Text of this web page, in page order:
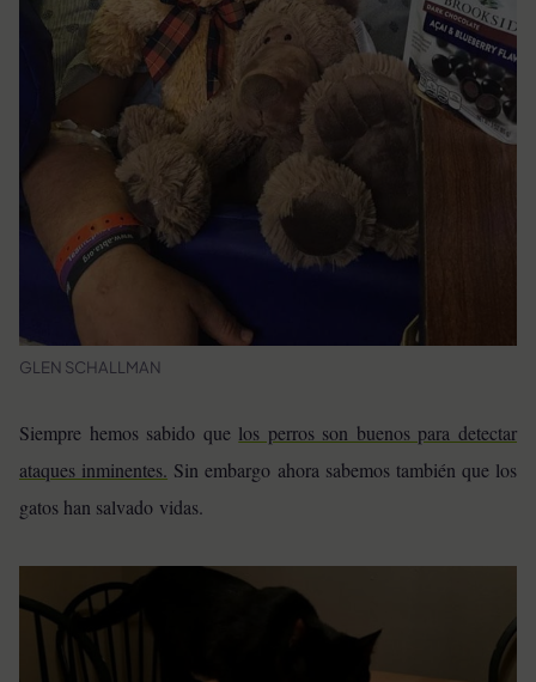
GLEN SCHALLMAN
Siempre hemos sabido que los perros son buenos para detectar
ataques inminentes. Sin embargo ahora sabemos también que los
gatos han salvado vidas.